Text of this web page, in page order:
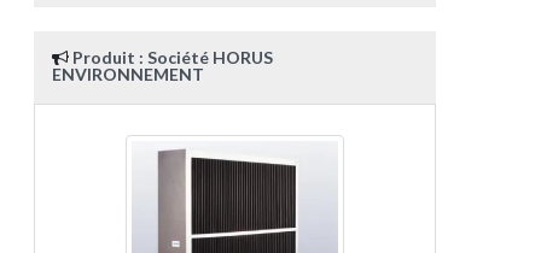
Produit : Société HORUS
ENVIRONNEMENT